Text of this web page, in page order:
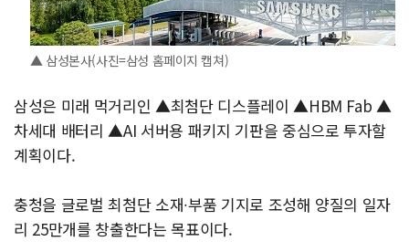
▲ 삼성본사(사진=삼성 홈페이지 캡쳐)
삼성은 미래 먹거리인 ▲최첨단 디스플레이 ▲HBM Fab ▲
차세대 배터리 ▲AI 서버용 패키지 기판을 중심으로 투자할
계획이다.
충청을 글로벌 최첨단 소재∙부품 기지로 조성해 양질의 일자
리 25만개를 창출한다는 목표이다.